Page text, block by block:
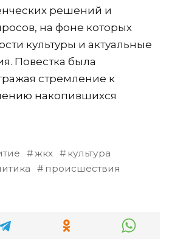
решений и
на фоне которых
культуры и актуальные
Повестка была
стремление к
накопившихся
жкх
культура
происшествия